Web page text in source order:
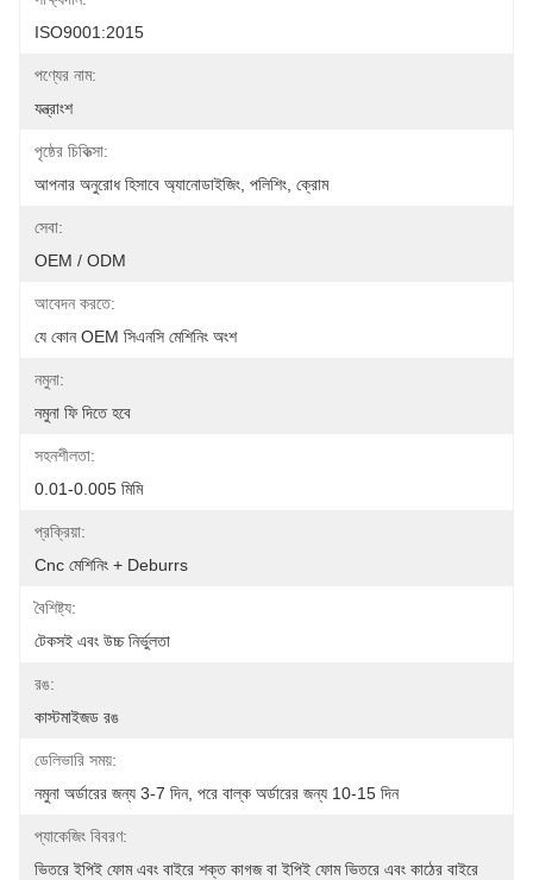
ISO9001:2015
পণ্যের নাম:
যন্ত্রাংশ
পৃষ্ঠের চিকিত্সা:
আপনার অনুরোধ হিসাবে অ্যানোডাইজিং, পলিশিং, ক্রোম
সেবা:
OEM / ODM
আবেদন করতে:
যে কোন OEM সিএনসি মেশিনিং অংশ
নমুনা:
নমুনা ফি দিতে হবে
সহনশীলতা:
0.01-0.005 মিমি
প্রক্রিয়া:
Cnc মেশিনিং + Deburrs
বৈশিষ্ট্য:
টেকসই এবং উচ্চ নির্ভুলতা
রঙ:
কাস্টমাইজড রঙ
ডেলিভারি সময়:
নমুনা অর্ডারের জন্য 3-7 দিন, পরে বাল্ক অর্ডারের জন্য 10-15 দিন
প্যাকেজিং বিবরণ:
ভিতরে ইপিই ফোম এবং বাইরে শক্ত কাগজ বা ইপিই ফোম ভিতরে এবং কাঠের বাইরে